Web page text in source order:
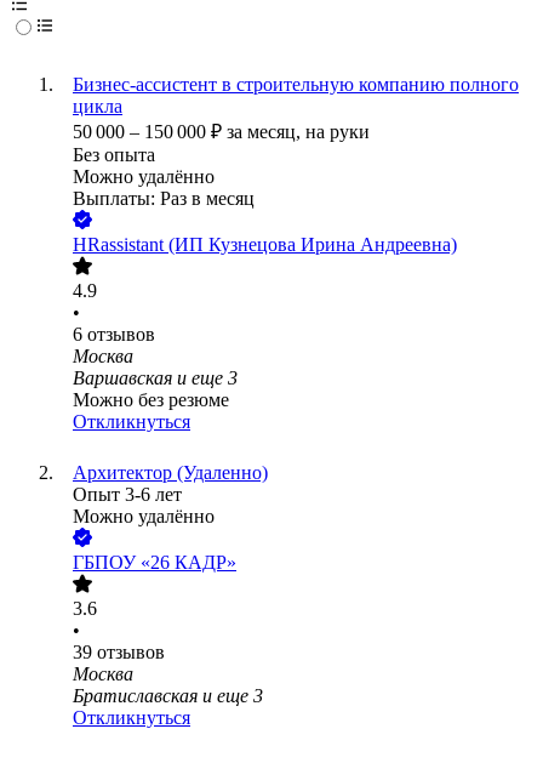
Бизнес-ассистент в строительную компанию полного
цикла
50 000 – 150 000 ₽ за месяц, на руки
Без опыта
Можно удалённо
Выплаты: Раз в месяц
HRassistant (ИП Кузнецова Ирина Андреевна)
4.9
•
6 отзывов
Москва
Варшавская и еще 3
Можно без резюме
Откликнуться
Архитектор (Удаленно)
Опыт 3-6 лет
Можно удалённо
ГБПОУ «26 КАДР»
3.6
•
39 отзывов
Москва
Братиславская и еще 3
Откликнуться